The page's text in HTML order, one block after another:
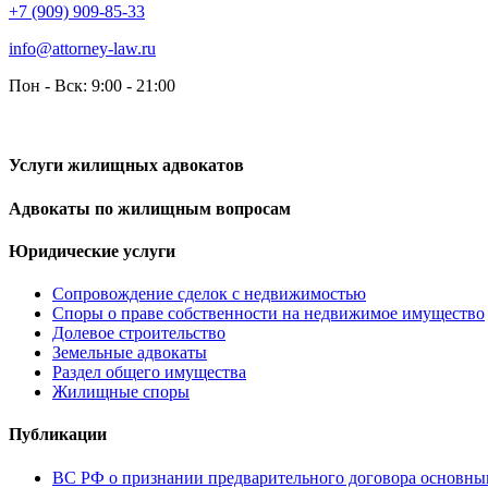
+7 (909) 909-85-33
info@attorney-law.ru
Пон - Вск: 9:00 - 21:00
Услуги жилищных адвокатов
Адвокаты по жилищным вопросам
Юридические услуги
Сопровождение сделок с недвижимостью
Споры о праве собственности на недвижимое имущество
Долевое строительство
Земельные адвокаты
Раздел общего имущества
Жилищные споры
Публикации
ВС РФ о признании предварительного договора